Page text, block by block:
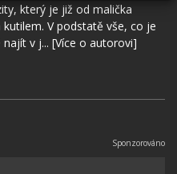
který je již od malička
kutilem. V podstatě vše, co je
v j... [Více o autorovi]